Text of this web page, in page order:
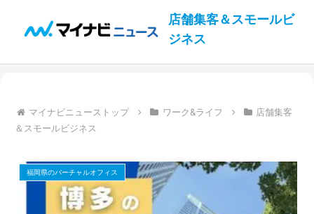
店舗集客＆スモールビ
ジネス
マイナビニューストップ ワーク&ライフ
店舗集客
＆スモールビジネス
福岡県のバーチャルオフィス